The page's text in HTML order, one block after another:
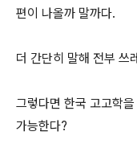
편이 나올까 말까다.
더 간단히 말해 전부 쓰
그렇다면 한국 고고학
가능한다?